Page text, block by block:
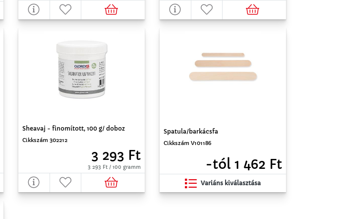
Sheavaj - finomított, 100 g/ doboz
Cikkszám 302212
3 293 Ft
3 293 Ft / 100 gramm
Spatula/barkácsfa
Cikkszám V101186
-tól 1 462 Ft
Variáns kiválasztása